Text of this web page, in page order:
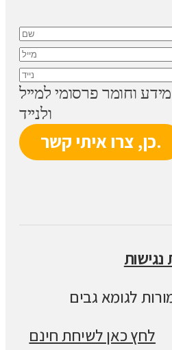
וחומר פרסומי למייל
ולנייד
לגומא גבים
לחץ כאן לשיחת חינם